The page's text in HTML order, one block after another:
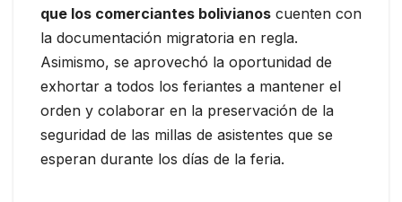
que los comerciantes bolivianos cuenten con
la documentación migratoria en regla.
Asimismo, se aprovechó la oportunidad de
exhortar a todos los feriantes a mantener el
orden y colaborar en la preservación de la
seguridad de las millas de asistentes que se
esperan durante los días de la feria.